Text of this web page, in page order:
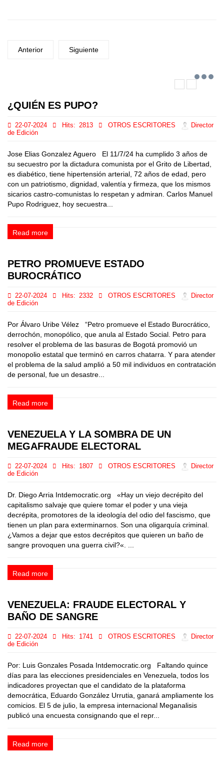
Anterior Siguiente
¿QUIÉN ES PUPO?
22-07-2024 Hits: 2813 OTROS ESCRITORES
Director
de Edición
Jose Elias Gonzalez Aguero El 11/7/24 ha cumplido 3 años de
su secuestro por la dictadura comunista por el Grito de Libertad,
es diabético, tiene hipertensión arterial, 72 años de edad, pero
con un patriotismo, dignidad, valentía y firmeza, que los mismos
sicarios castro-comunistas lo respetan y admiran. Carlos Manuel
Pupo Rodriguez, hoy secuestra...
Read more
PETRO PROMUEVE ESTADO
BUROCRÁTICO
22-07-2024 Hits: 2332 OTROS ESCRITORES
Director
de Edición
Por Álvaro Uribe Vélez “Petro promueve el Estado Burocrático,
derrochón, monopólico, que anula al Estado Social. Petro para
resolver el problema de las basuras de Bogotá promovió un
monopolio estatal que terminó en carros chatarra. Y para atender
el problema de la salud amplió a 50 mil individuos en contratación
de personal, fue un desastre...
Read more
VENEZUELA Y LA SOMBRA DE UN
MEGAFRAUDE ELECTORAL
22-07-2024 Hits: 1807 OTROS ESCRITORES
Director
de Edición
Dr. Diego Arria Intdemocratic.org «Hay un viejo decrépito del
capitalismo salvaje que quiere tomar el poder y una vieja
decrépita, promotores de la ideología del odio del fascismo, que
tienen un plan para exterminarnos. Son una oligarquía criminal.
¿Vamos a dejar que estos decrépitos que quieren un baño de
sangre provoquen una guerra civil?«. ...
Read more
VENEZUELA: FRAUDE ELECTORAL Y
BAÑO DE SANGRE
22-07-2024 Hits: 1741 OTROS ESCRITORES
Director
de Edición
Por: Luis Gonzales Posada Intdemocratic.org Faltando quince
días para las elecciones presidenciales en Venezuela, todos los
indicadores proyectan que el candidato de la plataforma
democrática, Eduardo González Urrutia, ganará ampliamente los
comicios. El 5 de julio, la empresa internacional Meganalisis
publicó una encuesta consignando que el repr...
Read more